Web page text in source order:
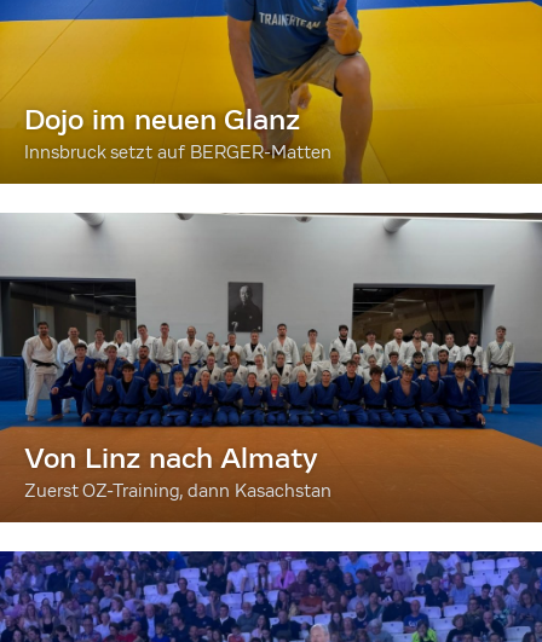
Dojo im neuen Glanz
Innsbruck setzt auf BERGER-Matten
Von Linz nach Almaty
Zuerst OZ-Training, dann Kasachstan